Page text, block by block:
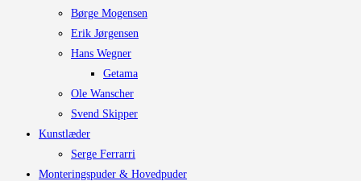
Børge Mogensen
Erik Jørgensen
Hans Wegner
Getama
Ole Wanscher
Svend Skipper
Kunstlæder
Serge Ferrarri
Monteringspuder & Hovedpuder